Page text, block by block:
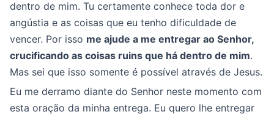
dentro de mim. Tu certamente conhece toda dor e
angústia e as coisas que eu tenho dificuldade de
vencer. Por isso me ajude a me entregar ao Senhor,
crucificando as coisas ruins que há dentro de mim.
Mas sei que isso somente é possível através de Jesus.
Eu me derramo diante do Senhor neste momento com
esta oração da minha entrega. Eu quero lhe entregar